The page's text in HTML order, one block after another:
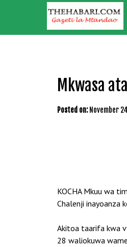
Mkwasa
Posted on: November
KOCHA Mkuu wa
Chalenji inayoanza
Akitoa taarifa kwa
28 waliokuwa